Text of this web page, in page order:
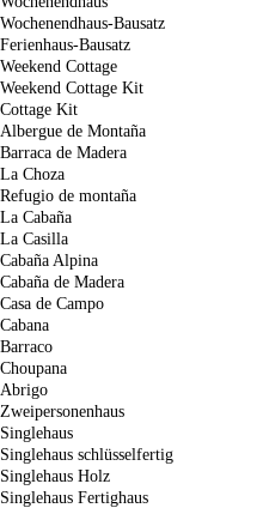
Wochenendhaus-Bausatz
Ferienhaus-Bausatz
Weekend Cottage
Weekend Cottage Kit
Cottage Kit
Albergue de Montaña
Barraca de Madera
La Choza
Refugio de montaña
La Cabaña
La Casilla
Cabaña Alpina
Cabaña de Madera
Casa de Campo
Cabana
Barraco
Choupana
Abrigo
Zweipersonenhaus
Singlehaus
Singlehaus schlüsselfertig
Singlehaus Holz
Singlehaus Fertighaus